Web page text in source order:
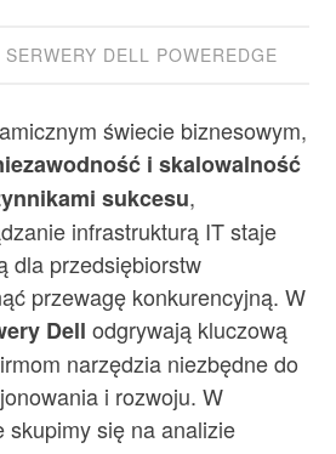
SERWERY DELL POWEREDGE
świecie biznesowym,
i skalowalność
sukcesu,
infrastrukturą IT staje
dla przedsiębiorstw
przewagę konkurencyjną. W
Dell odgrywają kluczową
narzędzia niezbędne do
i rozwoju. W
skupimy się na analizie